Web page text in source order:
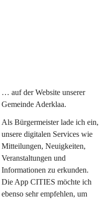
… auf der Website unserer
Gemeinde Aderklaa.
Als Bürgermeister lade ich ein,
unsere digitalen Services wie
Mitteilungen, Neuigkeiten,
Veranstaltungen und
Informationen zu erkunden.
Die App CITIES möchte ich
ebenso sehr empfehlen, um